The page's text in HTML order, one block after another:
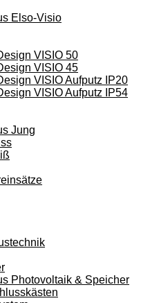
Elso-Visio
VISIO 50
VISIO 45
VISIO Aufputz IP20
VISIO Aufputz IP54
Jung
Photovoltaik & Speicher